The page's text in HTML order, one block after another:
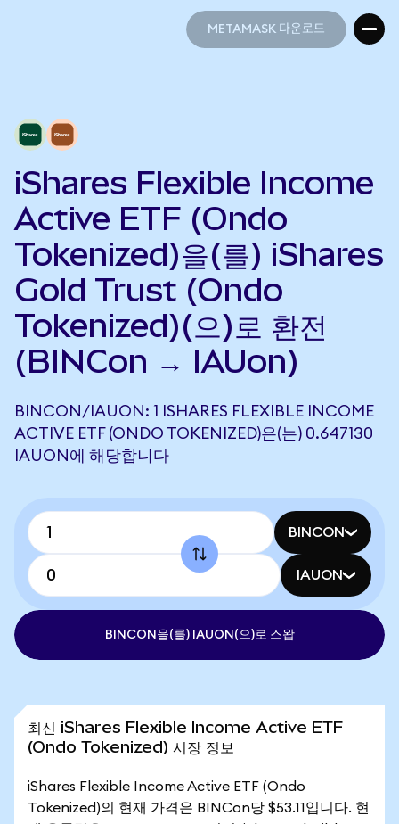
METAMASK 다운로드
iShares Flexible Income
Active ETF (Ondo
Tokenized)을(를) iShares
Gold Trust (Ondo
Tokenized)(으)로 환전
(BINCon → IAUon)
BINCON/IAUON: 1 ISHARES FLEXIBLE INCOME
ACTIVE ETF (ONDO TOKENIZED)은(는) 0.647130
IAUON에 해당합니다
BINCON
IAUON
BINCON을(를) IAUON(으)로 스왑
최신 iShares Flexible Income Active ETF
(Ondo Tokenized) 시장 정보
iShares Flexible Income Active ETF (Ondo
Tokenized)의 현재 가격은 BINCon당 $53.11입니다. 현